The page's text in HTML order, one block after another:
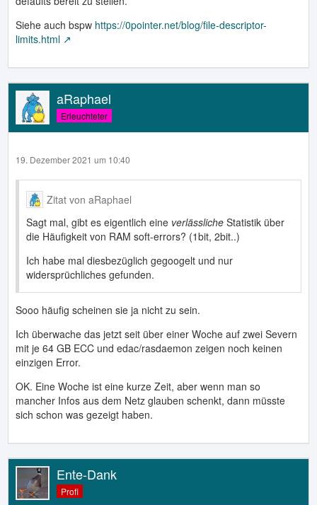
Siehe auch bspw https://0pointer.net/blog/file-descriptor-
limits.html
aRaphael
Erleuchteter
19. Dezember 2021 um 10:40
Zitat von aRaphael
Sagt mal, gibt es eigentlich eine verlässliche Statistik über
die Häufigkeit von RAM soft-errors? (1bit, 2bit..)
Ich habe mal diesbezüglich gegoogelt und nur
widersprüchliches gefunden.
Sooo häufig scheinen sie ja nicht zu sein.
Ich überwache das jetzt seit über einer Woche auf zwei Severn
mit je 64 GB ECC und edac/rasdaemon zeigen noch keinen
einzigen Error.
OK. Eine Woche ist eine kurze Zeit, aber wenn man so
mancher Infos aus dem Netz glauben schenkt, dann müsste
sich schon was gezeigt haben.
Ente-Dank
Profi